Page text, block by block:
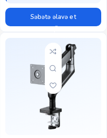
Səbətə əlavə et